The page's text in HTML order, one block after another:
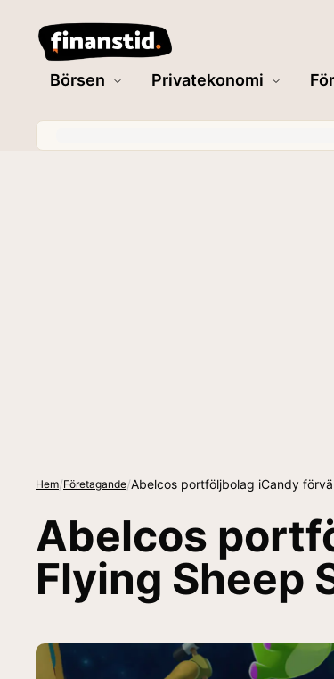
Börsen Privatekonomi
Hem/Företagande/Abelcos portföljbolag iCandy
Abelcos
Flying Sheep